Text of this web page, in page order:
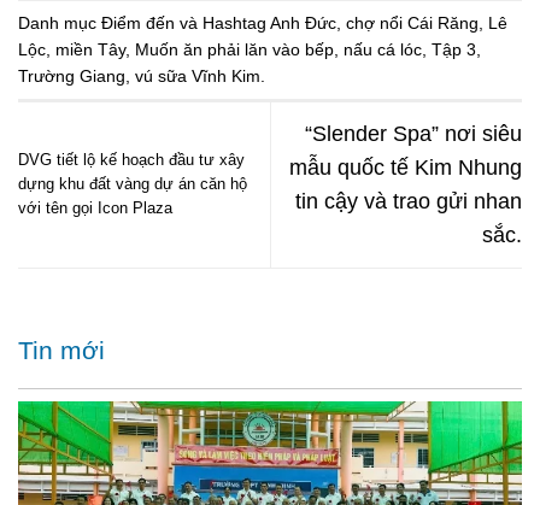
Danh mục Điểm đến và Hashtag Anh Đức chợ nổi Cái Răng
Lê
Lộc miền Tây, Muốn ăn phải lăn vào bếp nấu cá lóc Tập 3
Trường Giang vú sữa Vĩnh Kim
DVG tiết lộ kế hoạch đầu tư xây
dựng khu đất vàng dự án căn hộ
với tên gọi Icon Plaza
“Slender Spa” nơi siêu
mẫu quốc tế Kim Nhung
tin cậy và trao gửi nhan
sắc.
Tin mới